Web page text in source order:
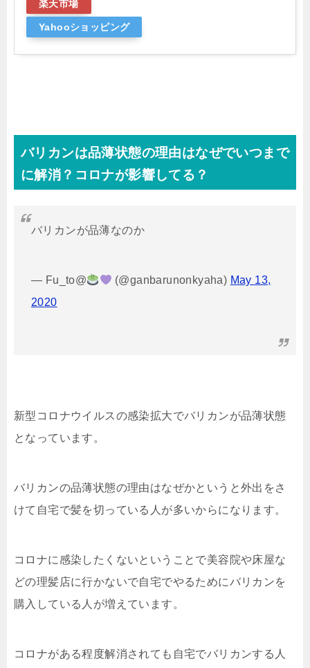
楽天市場
Yahooショッピング
バリカンは品薄状態の理由はなぜでいつまで
に解消？コロナが影響してる？
バリカンが品薄なのか
— Fu_to@ (@ganbarunonkyaha) May 13,
2020
新型コロナウイルスの感染拡大でバリカンが品薄状態
となっています。
バリカンの品薄状態の理由はなぜかというと外出をさ
けて自宅で髪を切っている人が多いからになります。
コロナに感染したくないということで美容院や床屋な
どの理髪店に行かないで自宅でやるためにバリカンを
購入している人が増えています。
コロナがある程度解消されても自宅でバリカンする人